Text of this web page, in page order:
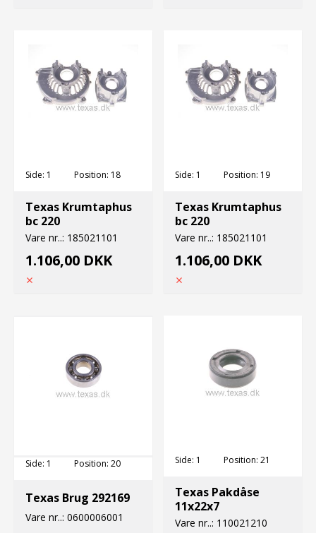
Side: 1 Position: 18
Texas Krumtaphus
bc 220
Vare nr..: 185021101
1.106,00 DKK
Side: 1 Position: 19
Texas Krumtaphus
bc 220
Vare nr..: 185021101
1.106,00 DKK
Side: 1 Position: 20
Texas Brug 292169
Vare nr..: 0600006001
Side: 1 Position: 21
Texas Pakdåse
11x22x7
Vare nr..: 110021210